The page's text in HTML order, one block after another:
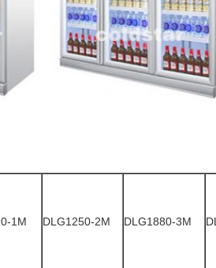
1M DLG1250-2M DLG1880-3M